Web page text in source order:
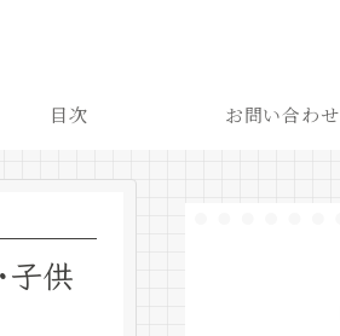
目次 お問い合わせ
子供